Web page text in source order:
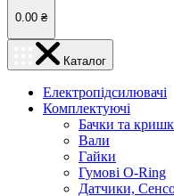
0.00 ₴
Каталог
Електропідсилювачі
Комплектуючі
Бачки та
Вали
Гайки
Гумові O-Ring
Датчики,